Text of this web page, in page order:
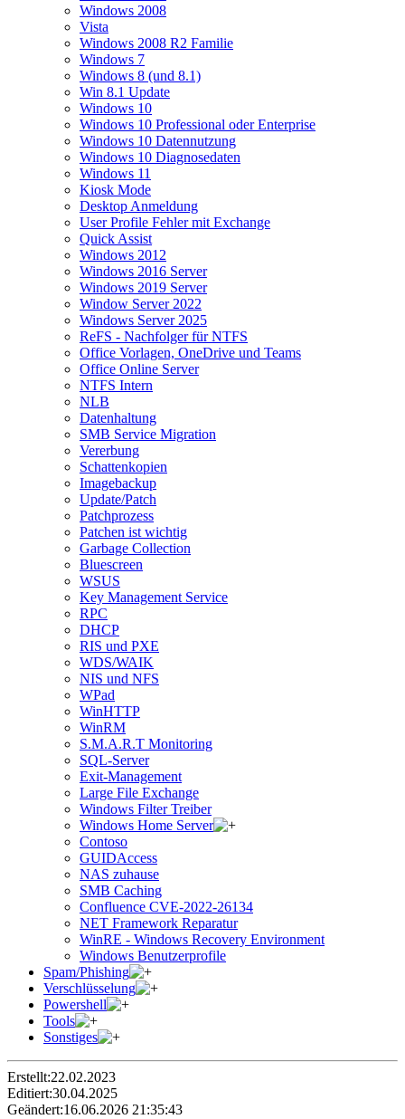
Windows 2008
Vista
Windows 2008 R2 Familie
Windows 7
Windows 8 (und 8.1)
Win 8.1 Update
Windows 10
Windows 10 Professional oder Enterprise
Windows 10 Datennutzung
Windows 10 Diagnosedaten
Windows 11
Kiosk Mode
Desktop Anmeldung
User Profile Fehler mit Exchange
Quick Assist
Windows 2012
Windows 2016 Server
Windows 2019 Server
Window Server 2022
Windows Server 2025
ReFS - Nachfolger für NTFS
Office Vorlagen, OneDrive und Teams
Office Online Server
NTFS Intern
NLB
Datenhaltung
SMB Service Migration
Vererbung
Schattenkopien
Imagebackup
Update/Patch
Patchprozess
Patchen ist wichtig
Garbage Collection
Bluescreen
WSUS
Key Management Service
RPC
DHCP
RIS und PXE
WDS/WAIK
NIS und NFS
WPad
WinHTTP
WinRM
S.M.A.R.T Monitoring
SQL-Server
Exit-Management
Large File Exchange
Windows Filter Treiber
Windows Home Server
Contoso
GUIDAccess
NAS zuhause
SMB Caching
Confluence CVE-2022-26134
NET Framework Reparatur
WinRE - Windows Recovery Environment
Windows Benutzerprofile
Spam/Phishing
Verschlüsselung
Powershell
Tools
Sonstiges
Erstellt:22.02.2023
Editiert:30.04.2025
Geändert:16.06.2026 21:35:43